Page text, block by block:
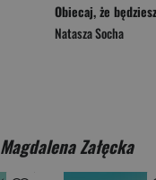
Natasza Socha
Magdalena Załęcka